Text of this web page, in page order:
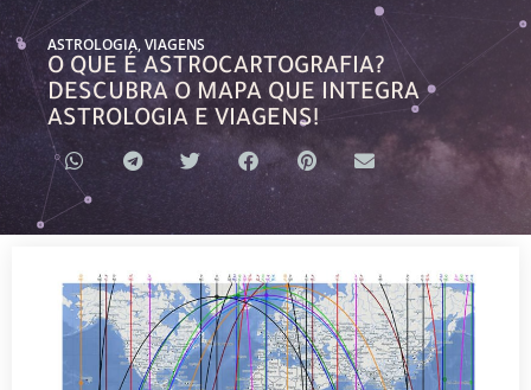
ASTROLOGIA,VIAGENS
O QUE É ASTROCARTOGRAFIA?
DESCUBRA O MAPA QUE INTEGRA
ASTROLOGIA E VIAGENS!